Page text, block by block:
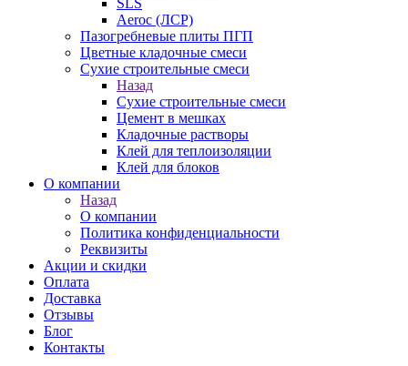
SLS
Aeroc (ЛСР)
Пазогребневые плиты ПГП
Цветные кладочные смеси
Сухие строительные смеси
Назад
Сухие строительные смеси
Цемент в мешках
Кладочные растворы
Клей для теплоизоляции
Клей для блоков
О компании
Назад
О компании
Политика конфиденциальности
Реквизиты
Акции и скидки
Оплата
Доставка
Отзывы
Блог
Контакты